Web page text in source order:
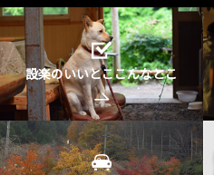
設楽のいいとここんなとこ